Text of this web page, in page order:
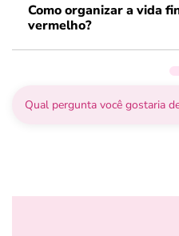
Como organizar a vida
vermelho?